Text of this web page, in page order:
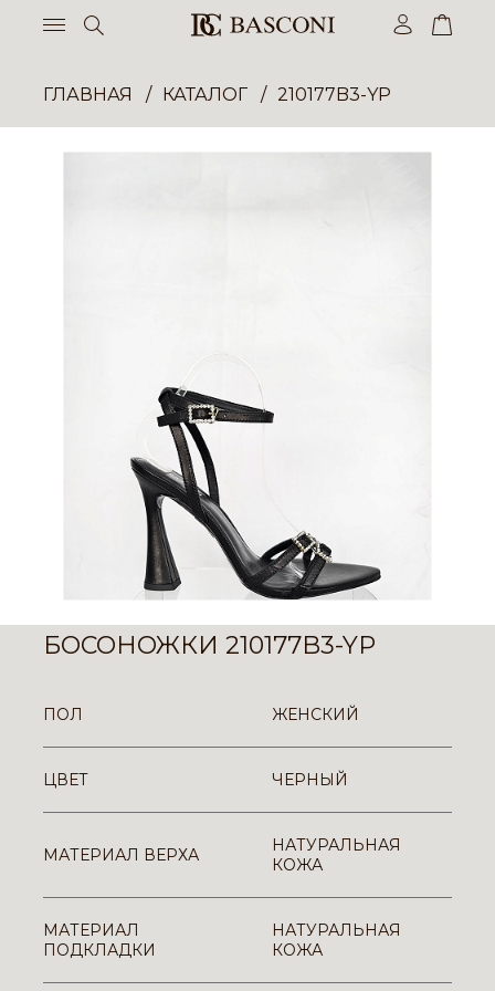
ГЛАВНАЯ КАТАЛОГ 210177B3-YP
БОСОНОЖКИ 210177B3-YP
ПОЛ ЖЕНСКИЙ
ЦВЕТ ЧЕРНЫЙ
МАТЕРИАЛ ВЕРХА
НАТУРАЛЬНАЯ
КОЖА
МАТЕРИАЛ
ПОДКЛАДКИ
НАТУРАЛЬНАЯ
КОЖА